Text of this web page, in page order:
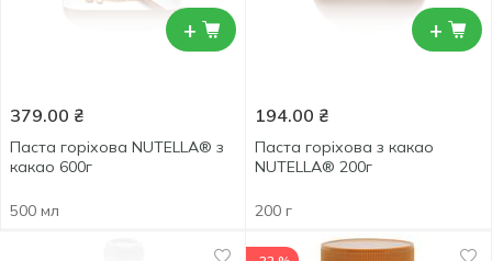
+
379.00 ₴
Паста горіхова NUTELLA® з
какао 600г
500 мл
+
194.00 ₴
Паста горіхова з какао
NUTELLA® 200г
200 г